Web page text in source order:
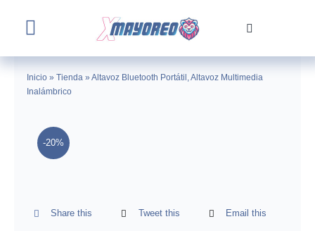
Toggle
Navigation
Home
Nosotros
Inicio» Tienda» Altavoz Bluetooth Portátil, Altavoz Multimedia
Inalámbrico
-20%
Share this Tweet this Email this